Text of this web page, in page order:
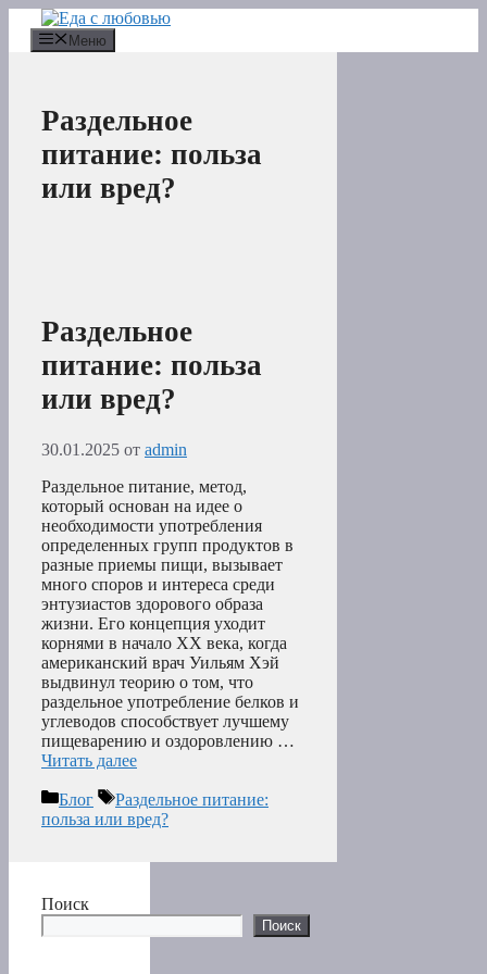
Перейти
содержимому
Меню
Раздельное
питание: польза
или вред?
Раздельное
питание: польза
или вред?
30.01.2025 от admin
Раздельное питание, метод,
который основан на идее о
необходимости употребления
определенных групп продуктов в
разные приемы пищи, вызывает
много споров и интереса среди
энтузиастов здорового образа
жизни. Его концепция уходит
корнями в начало XX века, когда
американский врач Уильям Хэй
выдвинул теорию о том, что
раздельное употребление белков и
углеводов способствует лучшему
пищеварению и оздоровлению …
Читать далее
Рубрики
Блог Метки
Раздельное питание:
польза или вред?
Поиск
Поиск